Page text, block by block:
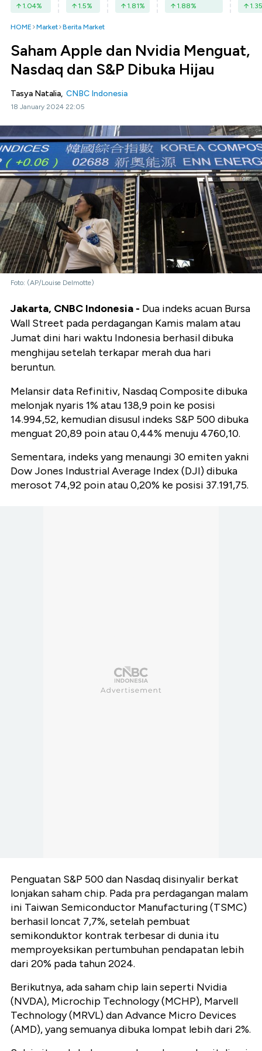
1.04% 1.5% 1.81% 1.88% 1.35
HOME Market Berita Market
Saham Apple dan Nvidia Menguat,
Nasdaq dan S&P Dibuka Hijau
Tasya Natalia, CNBC Indonesia
18 January 2024 22:05
Foto: (AP/Louise Delmotte)
Jakarta, CNBC Indonesia - Dua indeks acuan Bursa
Wall Street pada perdagangan Kamis malam atau
Jumat dini hari waktu Indonesia berhasil dibuka
menghijau setelah terkapar merah dua hari
beruntun.
Melansir data Refinitiv, Nasdaq Composite dibuka
melonjak nyaris 1% atau 138,9 poin ke posisi
14.994,52, kemudian disusul indeks S&P 500 dibuka
menguat 20,89 poin atau 0,44% menuju 4760,10.
Sementara, indeks yang menaungi 30 emiten yakni
Dow Jones Industrial Average Index (DJI) dibuka
merosot 74,92 poin atau 0,20% ke posisi 37.191,75.
Penguatan S&P 500 dan Nasdaq disinyalir berkat
lonjakan saham chip. Pada pra perdagangan malam
ini Taiwan Semiconductor Manufacturing (TSMC)
berhasil loncat 7,7%, setelah pembuat
semikonduktor kontrak terbesar di dunia itu
memproyeksikan pertumbuhan pendapatan lebih
dari 20% pada tahun 2024.
Berikutnya, ada saham chip lain seperti Nvidia
(NVDA), Microchip Technology (MCHP), Marvell
Technology (MRVL) dan Advance Micro Devices
(AMD), yang semuanya dibuka lompat lebih dari 2%.